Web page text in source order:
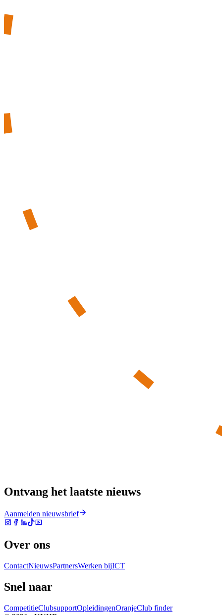
Ontvang het laatste nieuws
Aanmelden nieuwsbrief
Over ons
ContactNieuwsPartnersWerken bijICT
Snel naar
CompetitieClubsupportOpleidingenOranjeClub finder